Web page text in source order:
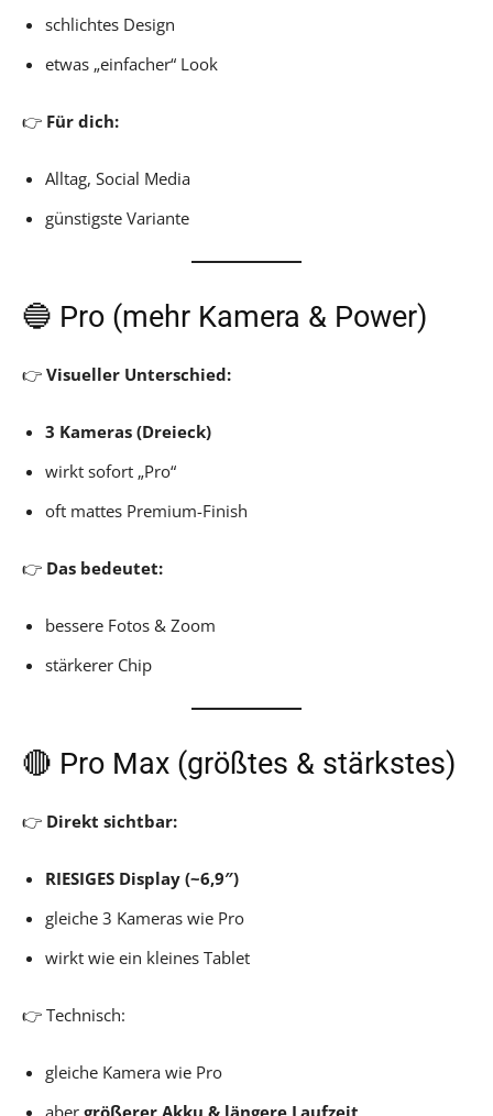
schlichtes Design
etwas „einfacher“ Look
👉 Für dich:
Alltag, Social Media
günstigste Variante
🔵 Pro (mehr Kamera & Power)
👉 Visueller Unterschied:
3 Kameras (Dreieck)
wirkt sofort „Pro“
oft mattes Premium-Finish
👉 Das bedeutet:
bessere Fotos & Zoom
stärkerer Chip
🔴 Pro Max (größtes & stärkstes)
👉 Direkt sichtbar:
RIESIGES Display (~6,9″)
gleiche 3 Kameras wie Pro
wirkt wie ein kleines Tablet
👉 Technisch:
gleiche Kamera wie Pro